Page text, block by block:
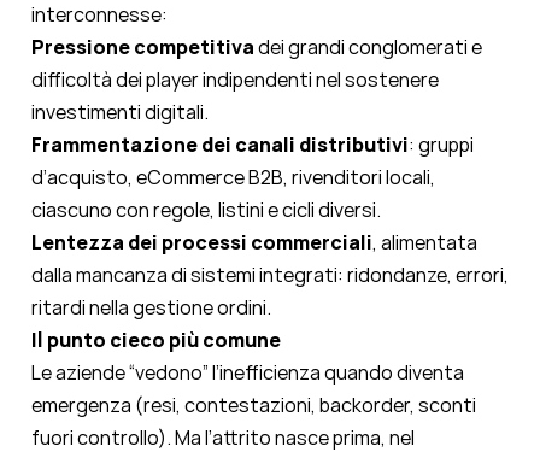
interconnesse:
Pressione competitivadei grandi conglomerati e
difficoltà dei player indipendenti nel sostenere
investimenti digitali.
Frammentazione dei canali distributivi: gruppi
d’acquisto, eCommerce B2B, rivenditori locali,
ciascuno con regole, listini e cicli diversi.
Lentezza dei processi commerciali, alimentata
dalla mancanza di sistemi integrati: ridondanze, errori,
ritardi nella gestione ordini.
Il punto cieco più comune
Le aziende “vedono” l’inefficienza quando diventa
emergenza (resi, contestazioni, backorder, sconti
fuori controllo). Ma l’attrito nasce prima, nel